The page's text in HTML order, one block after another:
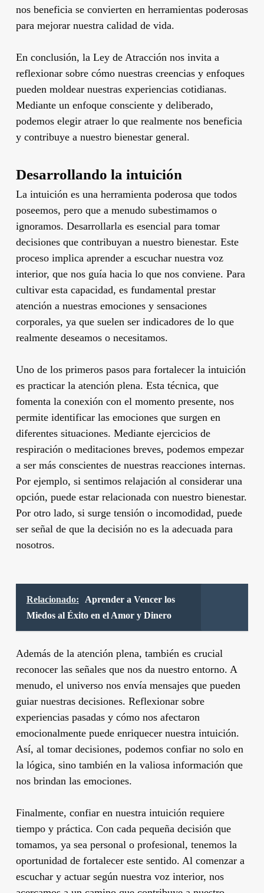
nos beneficia se convierten en herramientas poderosas
para mejorar nuestra calidad de vida.
En conclusión, la Ley de Atracción nos invita a
reflexionar sobre cómo nuestras creencias y enfoques
pueden moldear nuestras experiencias cotidianas.
Mediante un enfoque consciente y deliberado,
podemos elegir atraer lo que realmente nos beneficia
y contribuye a nuestro bienestar general.
Desarrollando la intuición
La intuición es una herramienta poderosa que todos
poseemos, pero que a menudo subestimamos o
ignoramos. Desarrollarla es esencial para tomar
decisiones que contribuyan a nuestro bienestar. Este
proceso implica aprender a escuchar nuestra voz
interior, que nos guía hacia lo que nos conviene. Para
cultivar esta capacidad, es fundamental prestar
atención a nuestras emociones y sensaciones
corporales, ya que suelen ser indicadores de lo que
realmente deseamos o necesitamos.
Uno de los primeros pasos para fortalecer la intuición
es practicar la atención plena. Esta técnica, que
fomenta la conexión con el momento presente, nos
permite identificar las emociones que surgen en
diferentes situaciones. Mediante ejercicios de
respiración o meditaciones breves, podemos empezar
a ser más conscientes de nuestras reacciones internas.
Por ejemplo, si sentimos relajación al considerar una
opción, puede estar relacionada con nuestro bienestar.
Por otro lado, si surge tensión o incomodidad, puede
ser señal de que la decisión no es la adecuada para
nosotros.
Relacionado:
Aprender a Vencer los
Miedos al Éxito en el Amor y Dinero
Además de la atención plena, también es crucial
reconocer las señales que nos da nuestro entorno. A
menudo, el universo nos envía mensajes que pueden
guiar nuestras decisiones. Reflexionar sobre
experiencias pasadas y cómo nos afectaron
emocionalmente puede enriquecer nuestra intuición.
Así, al tomar decisiones, podemos confiar no solo en
la lógica, sino también en la valiosa información que
nos brindan las emociones.
Finalmente, confiar en nuestra intuición requiere
tiempo y práctica. Con cada pequeña decisión que
tomamos, ya sea personal o profesional, tenemos la
oportunidad de fortalecer este sentido. Al comenzar a
escuchar y actuar según nuestra voz interior, nos